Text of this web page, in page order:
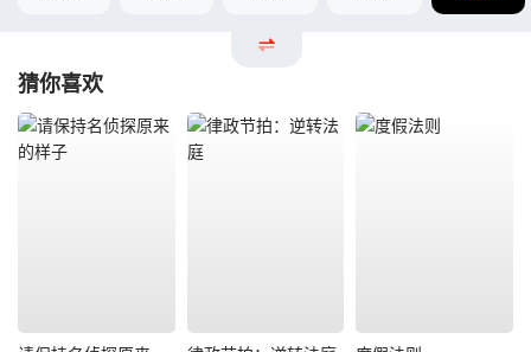
猜你喜欢